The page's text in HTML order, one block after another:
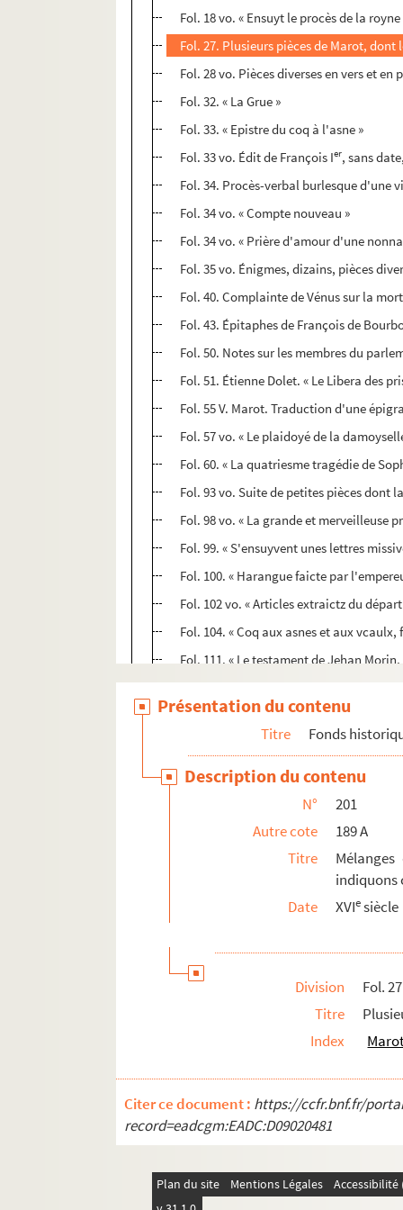
Fol. 18 vo. « Ensuyt le procès de la
Fol. 27. Plusieurs pièces de Marot, dont
Fol. 28 vo. Pièces diverses en vers et
Fol. 32. « La Grue »
Fol. 33. « Epistre du coq à l'asne »
Fol. 33 vo. Édit de François Ier, sans
Fol. 34. Procès-verbal burlesque d'une
Fol. 34 vo. « Compte nouveau »
Fol. 34 vo. « Prière d'amour d'une
Fol. 35 vo. Énigmes, dizains, pièces
Fol. 40. Complainte de Vénus sur la
Fol. 43. Épitaphes de François de
Fol. 50. Notes sur les membres du
Fol. 51. Étienne Dolet. « Le Libera des
Fol. 55 V. Marot. Traduction d'une
Fol. 57 vo. « Le plaidoyé de la
Fol. 60. « La quatriesme tragédie de
Fol. 93 vo. Suite de petites pièces dont
Fol. 98 vo. « La grande et merveilleuse
Fol. 99. « S'ensuyvent unes lettres
Fol. 100. « Harangue faicte par
Fol. 102 vo. « Articles extraictz du
Fol. 104. « Coq aux asnes et aux
Fol. 111. « Le testament de Jehan
Fol. 112 vo. « Le monologue de Robin,
Fol. 115 vo. Pièces diverses sur la
203. Mélanges de vers et de prose
204. Recueil de vers et de prose
206. Poésies diverses de Mézurolles,
207. Mézurolles. Les Caloyers, drame en
208. Guillaume de Deguilleville. Le
209. « Discours sur les opinions, présenté
210-212. Guyart Desmoulins. « Cy
217. « Cérémonies qu'il faut observer pour
218. « Heures particulières à l'usage des
219. Traité en français sur les devoirs, les
221. Frère Laurent. La Somme le roi
Présentation du contenu
Titre Fonds
Description du contenu
N°
201
Autre cote
189 A
Titre
indiquons
Date
XVIesiècle
Division
Fol. 27
Titre
Index
Citer ce document : https://ccfr.bnf.fr/
record=eadcgm:EADC:D09020481
Plan du site Mentions Légales